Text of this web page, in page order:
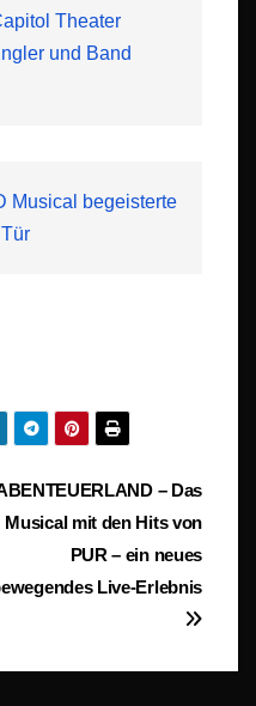
Theater
und Band
Musical begeisterte
– Das
Musical mit den Hits von
PUR – ein neues
Live-Erlebnis